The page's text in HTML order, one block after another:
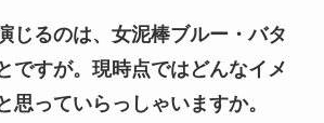
るのは、女泥棒ブルー・バタ
ですが。現時点ではどんなイメ
思っていらっしゃいますか。